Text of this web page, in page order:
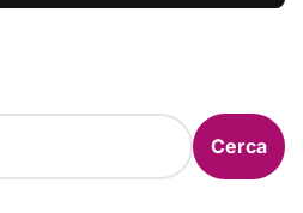
Cerca